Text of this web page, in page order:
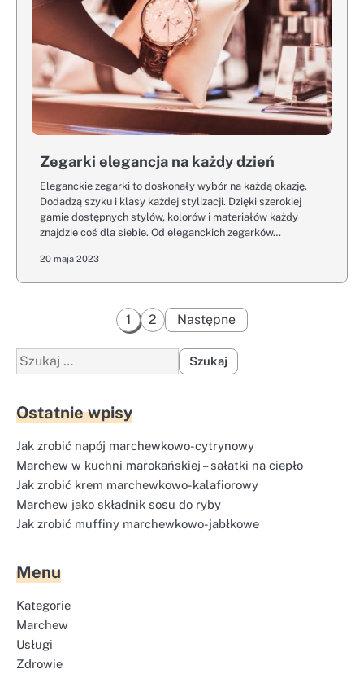
Zegarki elegancja na każdy dzień
Eleganckie zegarki to doskonały wybór na każdą okazję.
Dodadzą szyku i klasy każdej stylizacji. Dzięki szerokiej
gamie dostępnych stylów, kolorów i materiałów każdy
znajdzie coś dla siebie. Od eleganckich zegarków…
20 maja 2023
Stronicowanie
wpisów
1 2 Następne
Szukaj:
Ostatnie wpisy
Jak zrobić napój marchewkowo-cytrynowy
Marchew w kuchni marokańskiej – sałatki na ciepło
Jak zrobić krem marchewkowo-kalafiorowy
Marchew jako składnik sosu do ryby
Jak zrobić muffiny marchewkowo-jabłkowe
Menu
Kategorie
Marchew
Usługi
Zdrowie